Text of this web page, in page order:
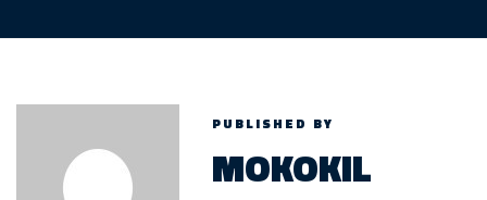
PUBLISHED BY
MOKOKIL